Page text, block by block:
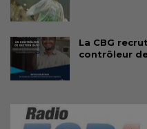
La CBG
contrôleur